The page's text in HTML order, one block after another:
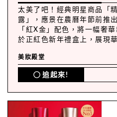
太美了吧！經典明星商品「
露」，應景在農曆年節前推
「紅X金」配色，將一幅奢
於正紅色新年禮盒上，展現
美妝殿堂
追起來!